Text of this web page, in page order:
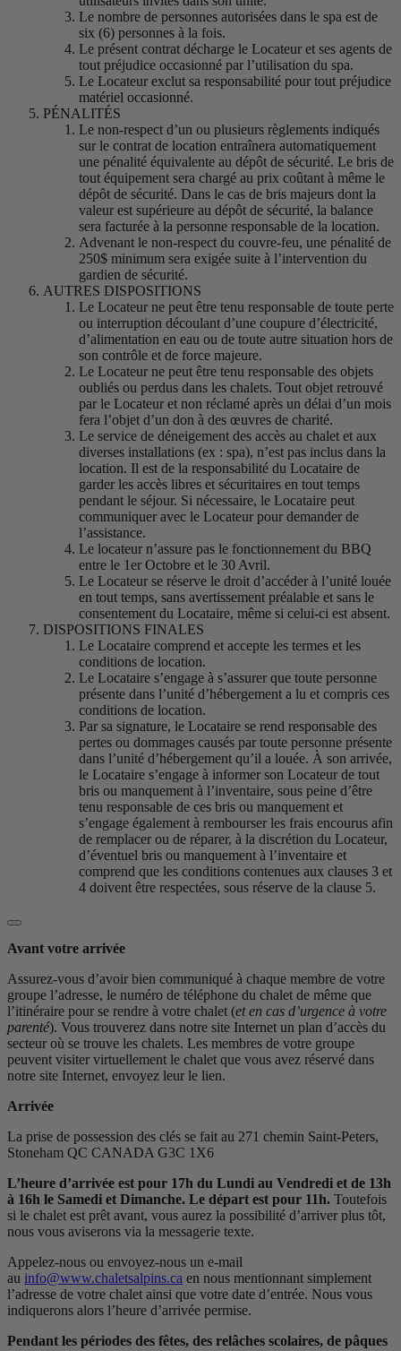
Le nombre de personnes autorisées dans le spa est de
six (6) personnes à la fois.
Le présent contrat décharge le Locateur et ses agents de
tout préjudice occasionné par l’utilisation du spa.
Le Locateur exclut sa responsabilité pour tout préjudice
matériel occasionné.
PÉNALITÉS
Le non-respect d’un ou plusieurs règlements indiqués
sur le contrat de location entraînera automatiquement
une pénalité équivalente au dépôt de sécurité. Le bris de
tout équipement sera chargé au prix coûtant à même le
dépôt de sécurité. Dans le cas de bris majeurs dont la
valeur est supérieure au dépôt de sécurité, la balance
sera facturée à la personne responsable de la location.
Advenant le non-respect du couvre-feu, une pénalité de
250$ minimum sera exigée suite à l’intervention du
gardien de sécurité.
AUTRES DISPOSITIONS
Le Locateur ne peut être tenu responsable de toute perte
ou interruption découlant d’une coupure d’électricité,
d’alimentation en eau ou de toute autre situation hors de
son contrôle et de force majeure.
Le Locateur ne peut être tenu responsable des objets
oubliés ou perdus dans les chalets. Tout objet retrouvé
par le Locateur et non réclamé après un délai d’un mois
fera l’objet d’un don à des œuvres de charité.
Le service de déneigement des accès au chalet et aux
diverses installations (ex : spa), n’est pas inclus dans la
location. Il est de la responsabilité du Locataire de
garder les accès libres et sécuritaires en tout temps
pendant le séjour. Si nécessaire, le Locataire peut
communiquer avec le Locateur pour demander de
l’assistance.
Le locateur n’assure pas le fonctionnement du BBQ
entre le 1er Octobre et le 30 Avril.
Le Locateur se réserve le droit d’accéder à l’unité louée
en tout temps, sans avertissement préalable et sans le
consentement du Locataire, même si celui-ci est absent.
DISPOSITIONS FINALES
Le Locataire comprend et accepte les termes et les
conditions de location.
Le Locataire s’engage à s’assurer que toute personne
présente dans l’unité d’hébergement a lu et compris ces
conditions de location.
Par sa signature, le Locataire se rend responsable des
pertes ou dommages causés par toute personne présente
dans l’unité d’hébergement qu’il a louée. À son arrivée,
le Locataire s’engage à informer son Locateur de tout
bris ou manquement à l’inventaire, sous peine d’être
tenu responsable de ces bris ou manquement et
s’engage également à rembourser les frais encourus afin
de remplacer ou de réparer, à la discrétion du Locateur,
d’éventuel bris ou manquement à l’inventaire et
comprend que les conditions contenues aux clauses 3 et
4 doivent être respectées, sous réserve de la clause 5.
Avant votre arrivée
Assurez-vous d’avoir bien communiqué à chaque membre de votre
groupe l’adresse, le numéro de téléphone du chalet de même que
l’itinéraire pour se rendre à votre chalet (et en cas d’urgence à votre
parenté). Vous trouverez dans notre site Internet un plan d’accès du
secteur où se trouve les chalets. Les membres de votre groupe
peuvent visiter virtuellement le chalet que vous avez réservé dans
notre site Internet, envoyez leur le lien.
Arrivée
La prise de possession des clés se fait au 271 chemin Saint-Peters,
Stoneham QC CANADA G3C 1X6
L’heure d’arrivée est pour 17h du Lundi au Vendredi et de 13h
à 16h le Samedi et Dimanche. Le départ est pour 11h. Toutefois
si le chalet est prêt avant, vous aurez la possibilité d’arriver plus tôt,
nous vous aviserons via la messagerie texte.
Appelez-nous ou envoyez-nous un e-mail
au info@www.chaletsalpins.ca en nous mentionnant simplement
l’adresse de votre chalet ainsi que votre date d’entrée. Nous vous
indiquerons alors l’heure d’arrivée permise.
Pendant les périodes des fêtes, des relâches scolaires, de pâques